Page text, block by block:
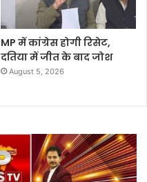
MP में कांग्रेस होगी रिसेट,
दतिया में जीत के बाद जोश
August 5, 2026